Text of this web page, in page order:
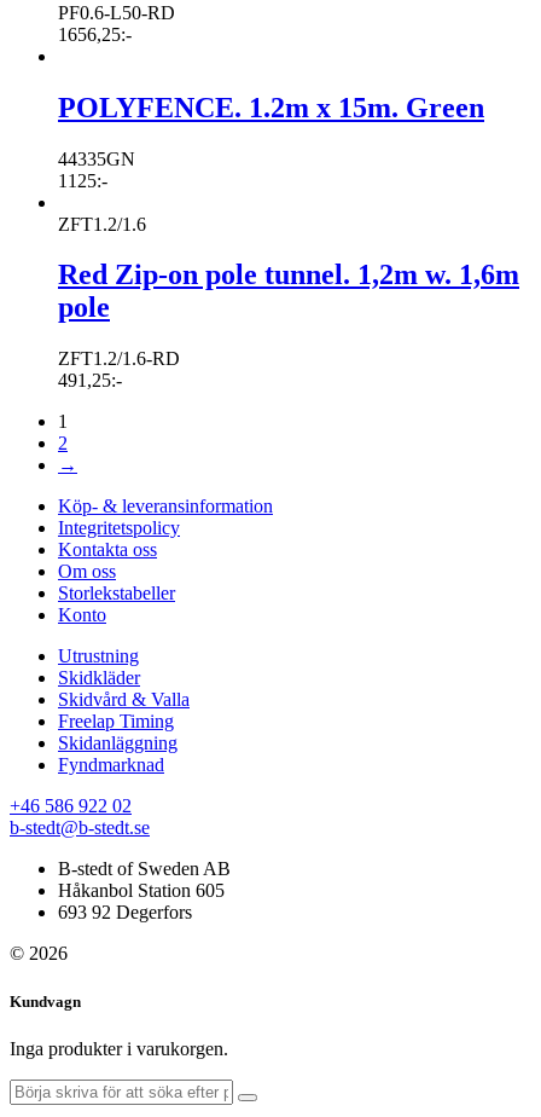
PF0.6-L50-RD
1656,25:-
POLYFENCE. 1.2m x 15m. Green
44335GN
1125:-
ZFT1.2/1.6
Red Zip-on pole tunnel. 1,2m w. 1,6m
pole
ZFT1.2/1.6-RD
491,25:-
1
2
→
Köp- & leveransinformation
Integritetspolicy
Kontakta oss
Om oss
Storlekstabeller
Konto
Utrustning
Skidkläder
Skidvård & Valla
Freelap Timing
Skidanläggning
Fyndmarknad
+46 586 922 02
b-stedt@b-stedt.se
B-stedt of Sweden AB
Håkanbol Station 605
693 92 Degerfors
© 2026
Kundvagn
Inga produkter i varukorgen.